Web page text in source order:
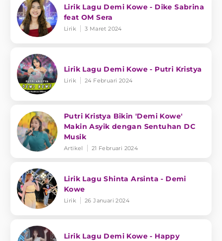
Lirik Lagu Demi Kowe - Dike Sabrina
feat OM Sera
Lirik 3 Maret 2024
Lirik Lagu Demi Kowe - Putri Kristya
Lirik 24 Februari 2024
Putri Kristya Bikin 'Demi Kowe'
Makin Asyik dengan Sentuhan DC
Musik
Artikel 21 Februari 2024
Lirik Lagu Shinta Arsinta - Demi
Kowe
Lirik 26 Januari 2024
Lirik Lagu Demi Kowe - Happy